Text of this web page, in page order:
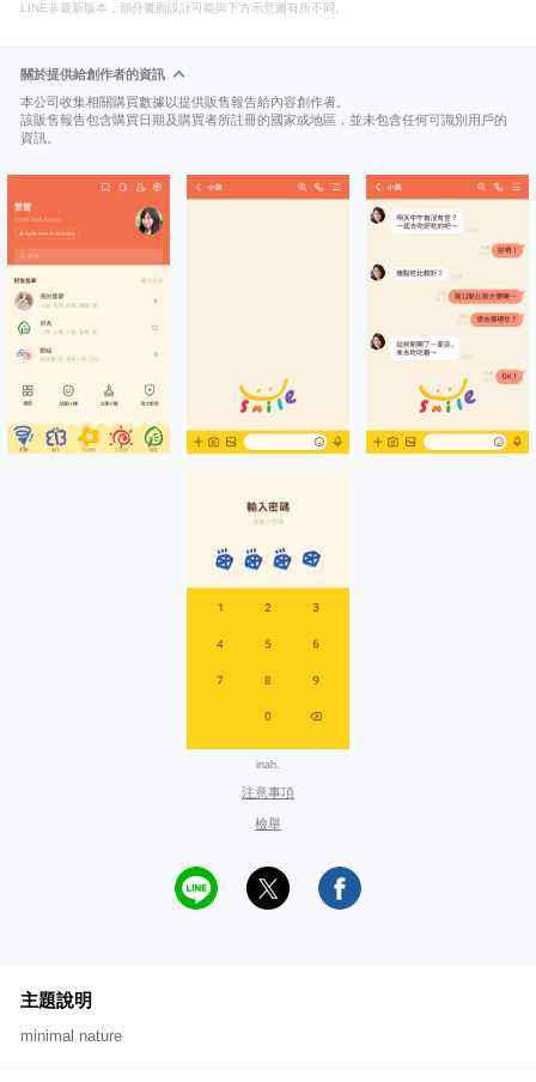
LINE非最新版本，部分畫面設計可能與下方示意圖有所不同。
關於提供給創作者的資訊
本公司收集相關購買數據以提供販售報告給內容創作者。
該販售報告包含購買日期及購買者所註冊的國家或地區，並未包含任何可識別用戶的
資訊。
inah.
注意事項
檢舉
主題說明
minimal nature